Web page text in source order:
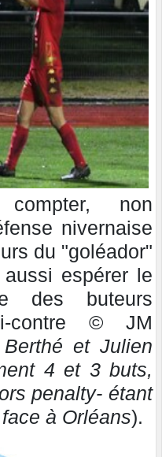
non
nivernaise
du "goléador"
espérer le
des buteurs
contre © JM
et Julien
4 et 3 buts,
penalty- étant
à Orléans).